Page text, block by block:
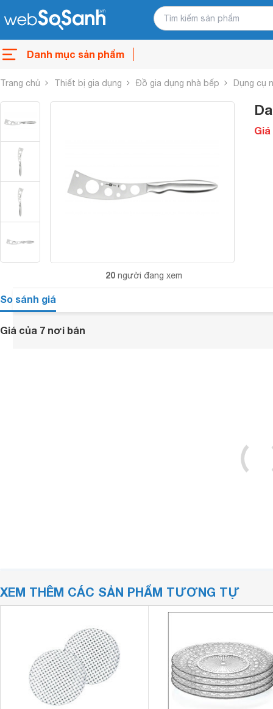
Danh mục sản phẩm
Trang chủ Thiết bị gia dụng Đồ gia dụng nhà bếp Dụng cụ
20 người đang xem
So sánh giá
Giá của 7 nơi bán
XEM THÊM CÁC SẢN PHẨM TƯƠNG TỰ